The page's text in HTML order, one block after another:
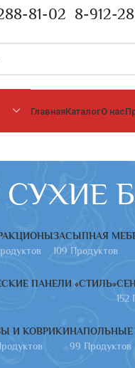
81-02 8-912-
ГлавнаяКаталогО нас
СУХИЕ
ЗАСЫПНАЯ
109 Продуктов
ПАНЕЛИ «СТИЛЬ»
152
И КОВРИКИНАПОЛЬНЫЕ
99 Продуктов